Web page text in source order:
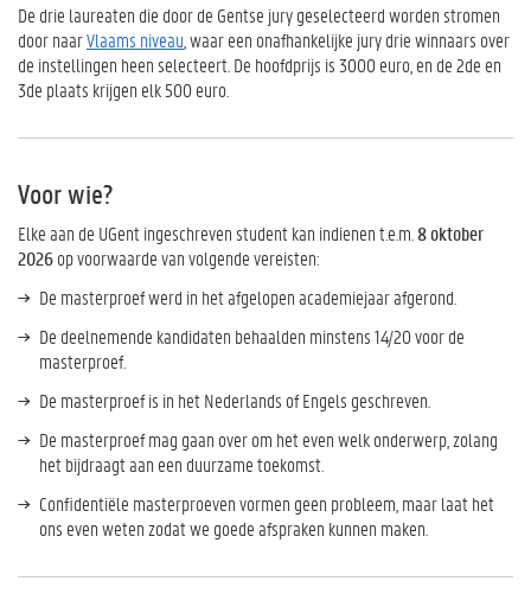
De drie laureaten die door de Gentse jury geselecteerd worden stromen
door naarVlaams niveau , waar een onafhankelijke jury drie winnaars over
de instellingen heen selecteert. De hoofdprijs is 3000 euro, en de 2de en
3de plaats krijgen elk 500 euro.
Voor wie?
Elke aan de UGent ingeschreven student kan indienen t.e.m. 8oktober
2026op voorwaarde van volgende vereisten:
De masterproef werd in het afgelopen academiejaar afgerond.
De deelnemende kandidaten behaalden minstens 14/20 voor de
masterproef.
De masterproef is in het Nederlands of Engels geschreven.
De masterproef mag gaan over om het even welk onderwerp, zolang
het bijdraagt aan een duurzame toekomst.
Confidentiële masterproeven vormen geen probleem, maar laat het
ons even weten zodat we goede afspraken kunnen maken.